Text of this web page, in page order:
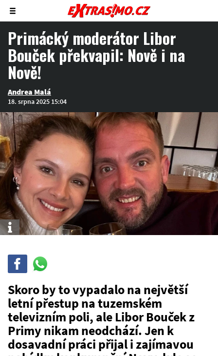
Zobrazit/skrýt
menu
Primácký moderátor Libor
Bouček překvapil: Nově i na
Nově!
Andrea Malá
18. srpna 2025 15:04
Info
Sdílej
WhatsAppu
Skoro by to vypadalo na největší
letní přestup na tuzemském
televizním poli, ale Libor Bouček z
Primy nikam neodchází. Jen k
dosavadní práci přijal i zajímavou